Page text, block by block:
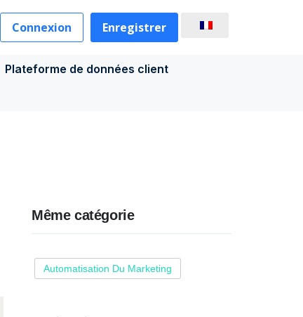
Connexion Enregistrer
Plateforme de données client
Même catégorie
Automatisation Du Marketing